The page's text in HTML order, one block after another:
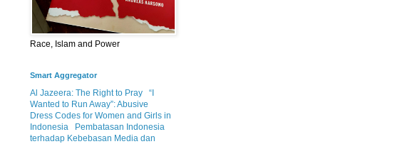
Race, Islam and Power
Smart Aggregator
Al Jazeera: The Right to Pray
“I
Wanted to Run Away”: Abusive
Dress Codes for Women and Girls in
Indonesia
Pembatasan Indonesia
terhadap Kebebasan Media dan